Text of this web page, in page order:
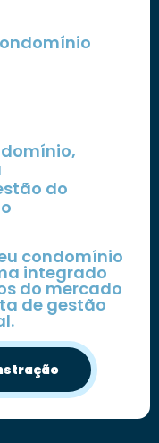
do
condomínio
integrado
do mercado
de gestão